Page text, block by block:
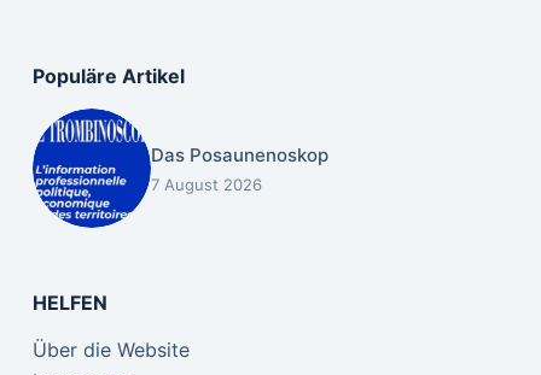
Populäre Artikel
Das Posaunenoskop
7 August 2026
HELFEN
Über die Website